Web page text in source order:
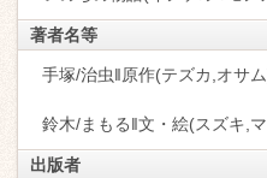
著者名等
手塚/治虫‖原作(テズカ,オサ
鈴木/まもる‖文・絵(スズキ,
出版者